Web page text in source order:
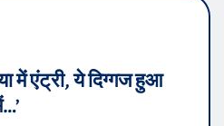
में एंट्री, ये दिग्गज हुआ